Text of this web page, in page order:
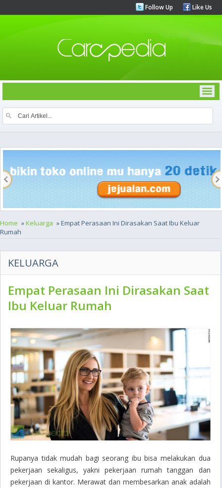
Follow Up Like Us
Home »Keluarga » Empat Perasaan Ini Dirasakan Saat Ibu Keluar
Rumah
KELUARGA
Empat Perasaan Ini Dirasakan Saat
Ibu Keluar Rumah
Rupanya tidak mudah bagi seorang ibu bisa melakukan dua
pekerjaan sekaligus, yakni pekerjaan rumah tanggan dan
pekerjaan di kantor. Merawat dan membesarkan anak adalah